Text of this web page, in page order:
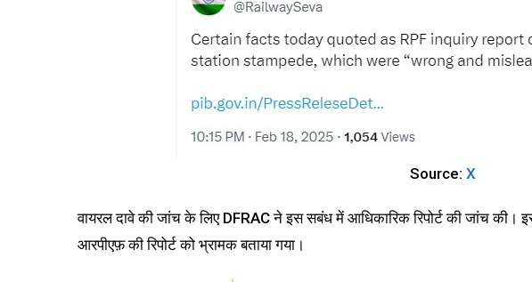
Source: X
वायरल दावे की जांच के लिए DFRAC ने इस सबंध में आधिकारिक रिपोर्ट की जांच की।
आरपीएफ़ की रिपोर्ट को भ्रामक बताया गया।